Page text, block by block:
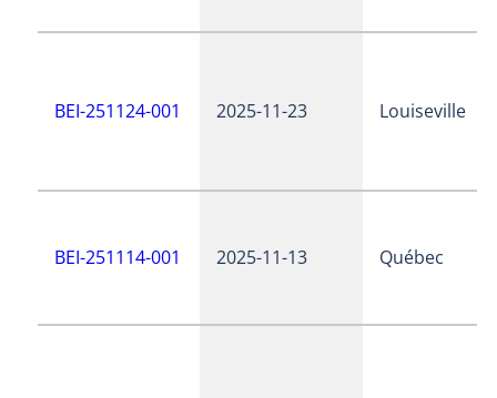
BEI-251124-001 2025-11-23 Louiseville
BEI-251114-001 2025-11-13 Québec